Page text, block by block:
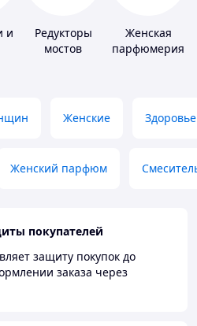
и
Редукторы
мостов
Женская
парфюмерия
Женские Здоровье
Женский парфюм
покупателей
защиту покупок до
заказа через